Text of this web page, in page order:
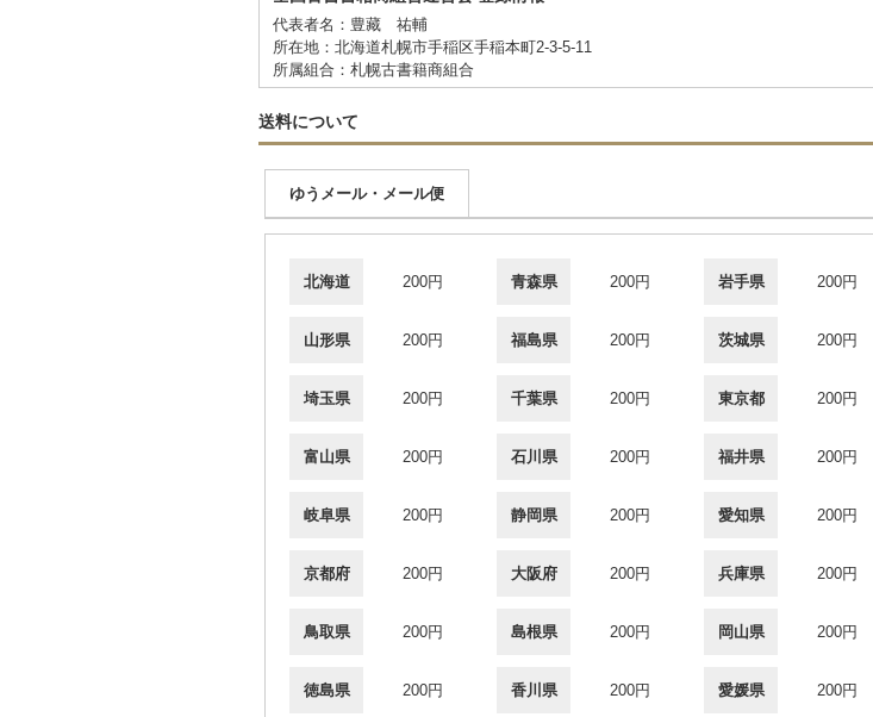
代表者名：豊藏 祐輔
所在地：北海道札幌市手稲区手稲本町2-3-5-11
所属組合：札幌古書籍商組合
送料について
ゆうメール・メール便
北海道 200円 青森県 200円 岩手県 200円
山形県 200円 福島県 200円 茨城県 200円
埼玉県 200円 千葉県 200円 東京都 200円
富山県 200円 石川県 200円 福井県 200円
岐阜県 200円 静岡県 200円 愛知県 200円
京都府 200円 大阪府 200円 兵庫県 200円
鳥取県 200円 島根県 200円 岡山県 200円
徳島県 200円 香川県 200円 愛媛県 200円